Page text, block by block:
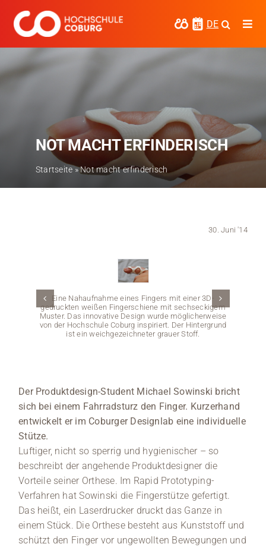
Inhalt
springen
DE
Studieren
Kooperieren
Hochschule Coburg
Regionalentwicklung
Medien
Stellenangebote
NOT MACHT ERFINDERISCH
Startseite »Not macht erfinderisch
30. Juni '14
Eine Nahaufnahme eines Fingers mit einer 3D-
gedruckten weißen Fingerschiene mit sechseckigem
Muster. Das innovative Design wurde möglicherweise
von der Hochschule Coburg inspiriert. Der Hintergrund
ist ein weichgezeichneter grauer Stoff.
Der Produktdesign-Student Michael Sowinski bricht
sich bei einem Fahrradsturz den Finger. Kurzerhand
entwickelt er im Coburger Designlab eine individuelle
Stütze.
Luftiger, nicht so sperrig und hygienischer – so
beschreibt der angehende Produktdesigner die
Vorteile seiner Orthese. Im Rapid Prototyping-
Verfahren hat Sowinski die Fingerstütze gefertigt.
Das heißt, ein Laserdrucker druckt das Ganze in
einem Stück. Die Orthese besteht aus Kunststoff und
schützt den Finger vor ungewollten Bewegungen und